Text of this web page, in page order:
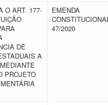
O ART. 177-
DE
A
PROJETO
EMENDA
47/2020